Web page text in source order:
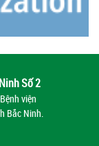
Số 2
viện
Bắc Ninh.